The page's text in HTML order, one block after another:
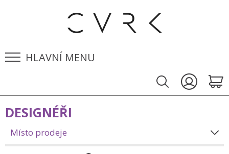
HLAVNÍ MENU
DESIGNÉŘI
Místo prodeje